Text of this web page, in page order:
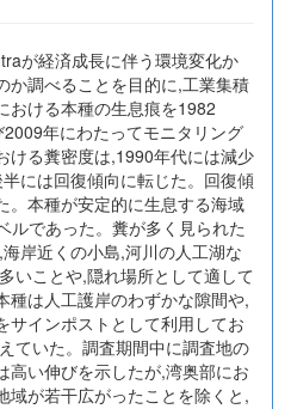
が経済成長に伴う環境変化か
か調べることを目的に,工業集積
おける本種の生息痕を1982
年にわたってモニタリング
ける糞密度は,1990年代には減少
には回復傾向に転じた。回復傾
。本種が安定的に生息する海域
ルであった。糞が多く見られた
岸近くの小島,河川の人工湖な
いことや,隠れ場所として適して
種は人工護岸のわずかな隙間や,
サインポストとして利用してお
ていた。調査期間中に調査地の
高い伸びを示したが,湾奥部にお
域が若干広がったことを除くと,